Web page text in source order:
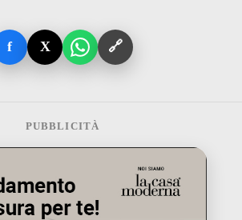
f X 🔗
PUBBLICITÀ